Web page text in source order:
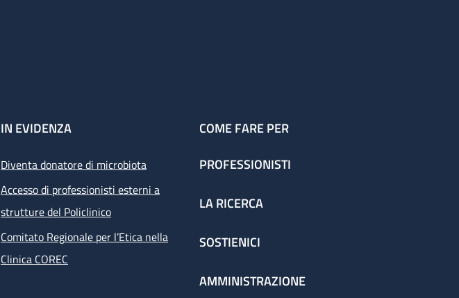
IN EVIDENZA
Diventa donatore di microbiota
Accesso di professionisti esterni a
strutture del Policlinico
Comitato Regionale per l’Etica nella
Clinica COREC
COME FARE PER
PROFESSIONISTI
LA RICERCA
SOSTIENICI
AMMINISTRAZIONE